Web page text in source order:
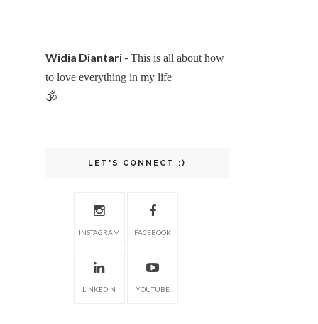
Widia Diantari - This is all about how
to love everything in my life
🕉
LET'S CONNECT :)
INSTAGRAM FACEBOOK
LINKEDIN YOUTUBE